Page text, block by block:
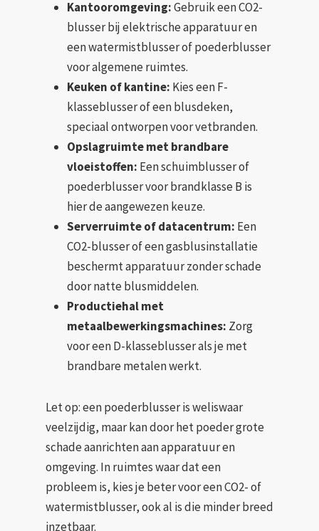
Kantooromgeving:Gebruik een CO2-
blusser bij elektrische apparatuur en
een watermistblusser of poederblusser
voor algemene ruimtes.
Keuken of kantine: Kies een F-
klasseblusser of een blusdeken,
speciaal ontworpen voor vetbranden.
Opslagruimte met brandbare
vloeistoffen: Een schuimblusser of
poederblusser voor brandklasse B is
hier de aangewezen keuze.
Serverruimte of datacentrum: Een
CO2-blusser of een gasblusinstallatie
beschermt apparatuur zonder schade
door natte blusmiddelen.
Productiehal met
metaalbewerkingsmachines: Zorg
voor een D-klasseblusser als je met
brandbare metalen werkt.
Let op: een poederblusser is weliswaar
veelzijdig, maar kan door het poeder grote
schade aanrichten aan apparatuur en
omgeving. In ruimtes waar dat een
probleem is, kies je beter voor een CO2- of
watermistblusser, ook al is die minder breed
inzetbaar.